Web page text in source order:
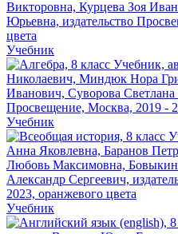
Учебник
Учебник
Учебник